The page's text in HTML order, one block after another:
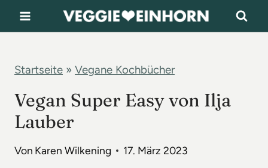
u
Startseite » Vegane Kochbücher
Vegan Super Easy von Ilja
Lauber
Von Karen Wilkening 17. März 2023